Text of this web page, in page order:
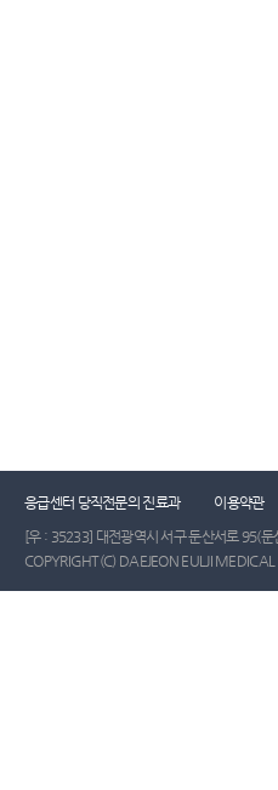
응급센터 당직전문의 진료과 이용약관
[우 : 35233] 대전광역시 서구 둔산서로 95(둔
COPYRIGHT(C) DAEJEON EULJI